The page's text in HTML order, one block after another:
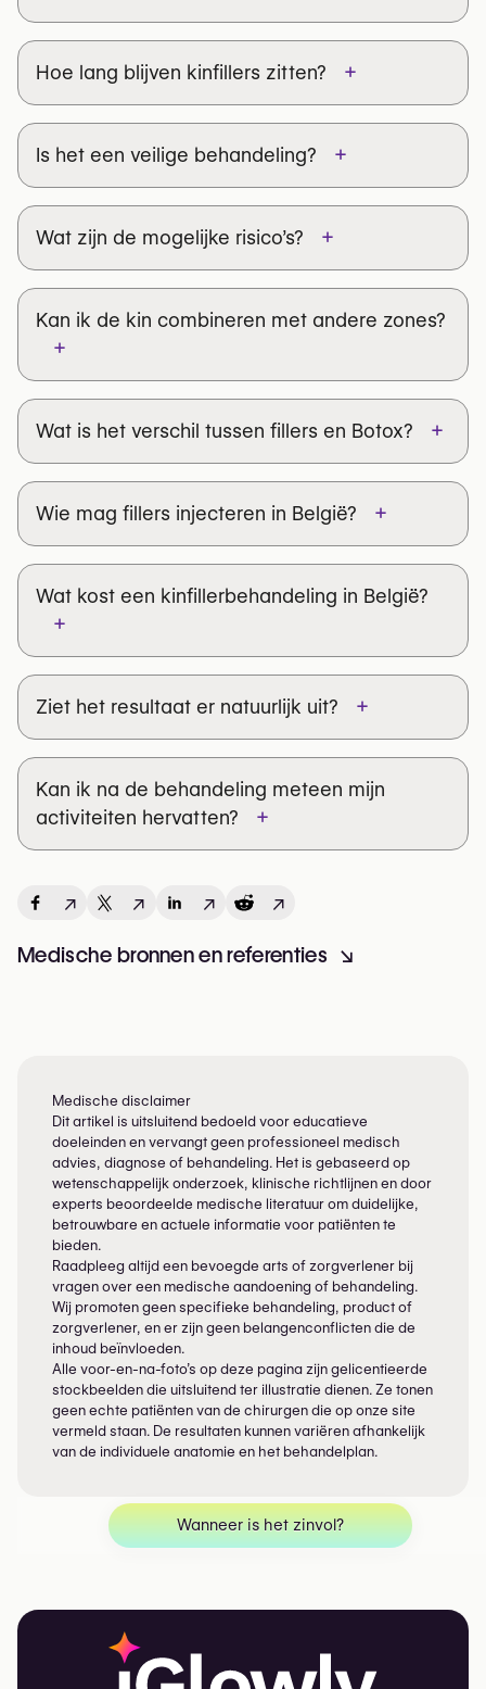
Hoe lang blijven kinfillers zitten? +
Hyaluronzuurfillers
Is het een veilige behandeling? +
Wat zijn de mogelijke risico’s? +
Kan ik de kin combineren met andere zones?
+
Wat is het verschil tussen fillers en Botox? +
Wie mag fillers injecteren in België? +
Wat kost een kinfillerbehandeling in België?
+
Ziet het resultaat er natuurlijk uit? +
Kan ik na de behandeling meteen mijn
activiteiten hervatten?
+
↗ ↗ ↗ ↗
Medische bronnen en referenties ↘
Medische disclaimer
Dit artikel is uitsluitend bedoeld voor educatieve
doeleinden en vervangt geen professioneel medisch
advies, diagnose of behandeling. Het is gebaseerd op
wetenschappelijk onderzoek, klinische richtlijnen en door
experts beoordeelde medische literatuur om duidelijke,
betrouwbare en actuele informatie voor patiënten te
bieden.
Raadpleeg altijd een bevoegde arts of zorgverlener bij
vragen over een medische aandoening of behandeling.
Wij promoten geen specifieke behandeling, product of
zorgverlener, en er zijn geen belangenconflicten die de
inhoud beïnvloeden.
Alle voor-en-na-foto’s op deze pagina zijn gelicentieerde
stockbeelden die uitsluitend ter illustratie dienen. Ze tonen
geen echte patiënten van de chirurgen die op onze site
vermeld staan. De resultaten kunnen variëren afhankelijk
van de individuele anatomie en het behandelplan.
Wanneer is het zinvol?